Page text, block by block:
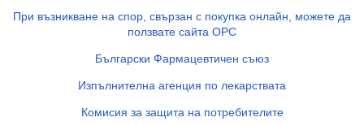
При възникване на спор, свързан с покупка онлайн, можете да
ползвате сайта ОРС
Български Фармацевтичен съюз
Изпълнителна агенция по лекарствата
Комисия за защита на потребителите